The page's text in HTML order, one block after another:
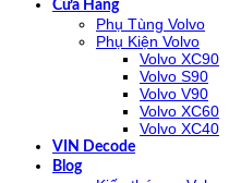
Cửa Hàng
Phụ Tùng Volvo
Phụ Kiện Volvo
Volvo XC90
Volvo S90
Volvo V90
Volvo XC60
Volvo XC40
VIN Decode
Blog